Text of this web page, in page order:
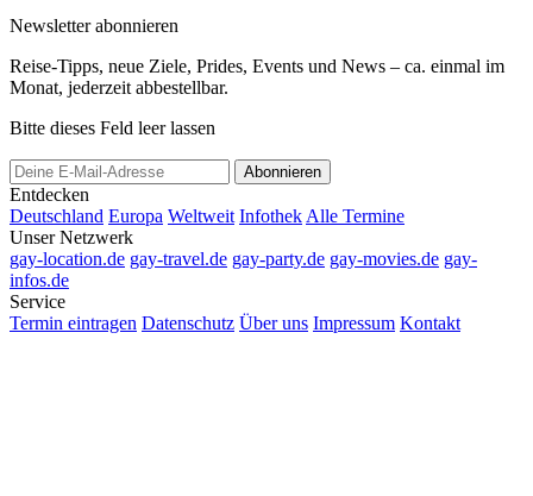
Newsletter abonnieren
Reise-Tipps, neue Ziele, Prides, Events und News – ca. einmal im
Monat, jederzeit abbestellbar.
Bitte dieses Feld leer lassen
Abonnieren
Entdecken
Deutschland Europa Weltweit Infothek Alle Termine
Unser Netzwerk
gay-location.de gay-travel.de gay-party.de gay-movies.de gay-
infos.de
Service
Termin eintragen Datenschutz Über uns Impressum Kontakt